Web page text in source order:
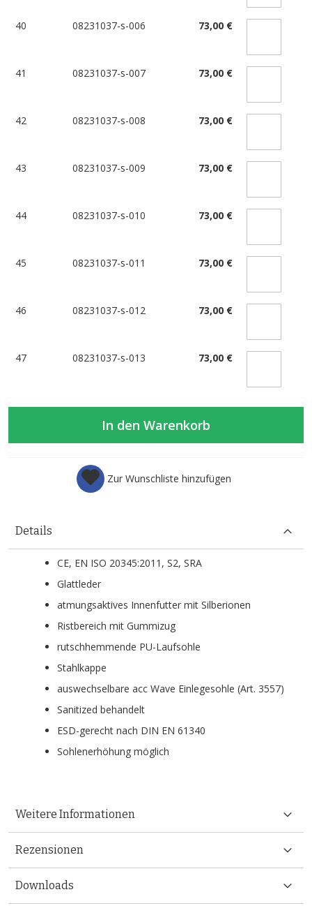
40 08231037-s-006 73,00 €
41 08231037-s-007 73,00 €
42 08231037-s-008 73,00 €
43 08231037-s-009 73,00 €
44 08231037-s-010 73,00 €
45 08231037-s-011 73,00 €
46 08231037-s-012 73,00 €
47 08231037-s-013 73,00 €
In den Warenkorb
Zur Wunschliste hinzufügen
Details
CE, EN ISO 20345:2011, S2, SRA
Glattleder
atmungsaktives Innenfutter mit Silberionen
Ristbereich mit Gummizug
rutschhemmende PU-Laufsohle
Stahlkappe
auswechselbare acc Wave Einlegesohle (Art. 3557)
Sanitized behandelt
ESD-gerecht nach DIN EN 61340
Sohlenerhöhung möglich
Weitere Informationen
Rezensionen
Downloads